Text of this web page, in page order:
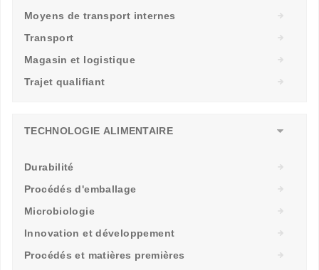
Moyens de transport internes
Transport
Magasin et logistique
Trajet qualifiant
TECHNOLOGIE ALIMENTAIRE
Durabilité
Procédés d'emballage
Microbiologie
Innovation et développement
Procédés et matières premières